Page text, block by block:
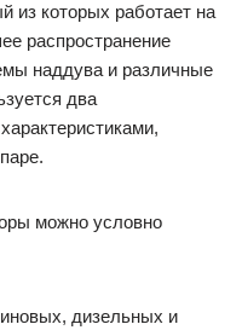
из которых работает на
распространение
наддува и различные
два
можно условно
дизельных и